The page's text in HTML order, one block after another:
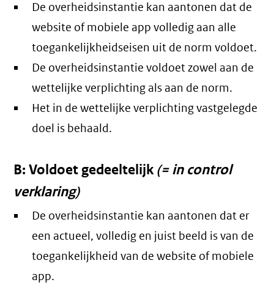
De overheidsinstantie kan aantonen dat de
website of mobiele app volledig aan alle
toegankelijkheidseisen uit de norm voldoet.
De overheidsinstantie voldoet zowel aan de
wettelijke verplichting als aan de norm.
Het in de wettelijke verplichting vastgelegde
doel is behaald.
B: Voldoet gedeeltelijk(= in control
verklaring)
De overheidsinstantie kan aantonen dat er
een actueel, volledig en juist beeld is van de
toegankelijkheid van de website of mobiele
app.